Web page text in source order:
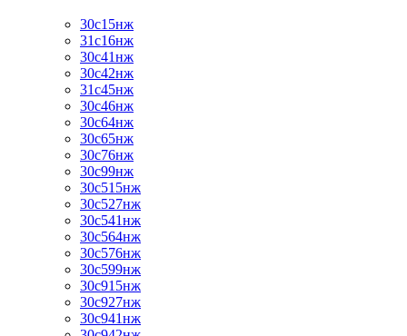
30с15нж
31с16нж
30с41нж
30с42нж
31с45нж
30с46нж
30с64нж
30с65нж
30с76нж
30с99нж
30с515нж
30с527нж
30с541нж
30с564нж
30с576нж
30с599нж
30с915нж
30с927нж
30с941нж